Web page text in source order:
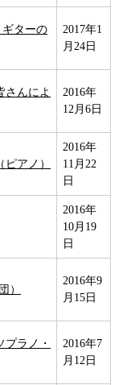
ターの
2017年1
月24日
さんによ
2016年
12月6日
アノ）
2016年
11月22
日
2016年
10月19
日
）
2016年9
月15日
ラノ・
2016年7
月12日